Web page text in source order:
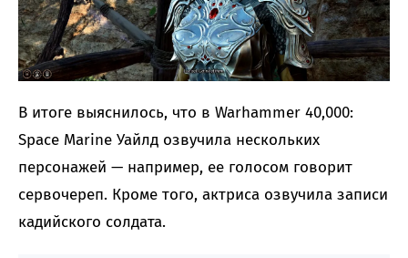
В итоге выяснилось, что в Warhammer 40,000:
Space Marine Уайлд озвучила нескольких
персонажей — например, ее голосом говорит
сервочереп. Кроме того, актриса озвучила записи
кадийского солдата.